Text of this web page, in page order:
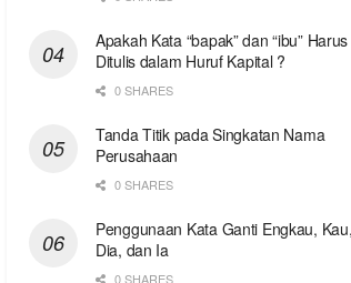
Apakah Kata “bapak” dan “ibu” Harus
Ditulis dalam Huruf Kapital ?
0 SHARES
Tanda Titik pada Singkatan Nama
Perusahaan
0 SHARES
Penggunaan Kata Ganti Engkau, Kau,
Dia, dan Ia
0 SHARES